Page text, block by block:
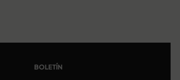
BOLETÍN